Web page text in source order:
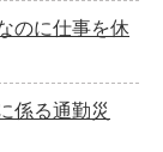
のに仕事を休
係る通勤災